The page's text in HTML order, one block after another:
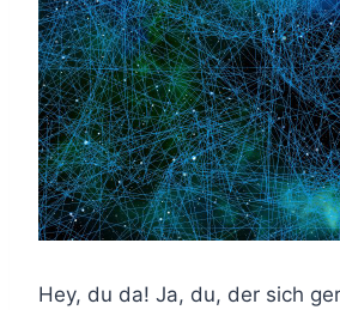
Hey, du da! Ja, du, der sich